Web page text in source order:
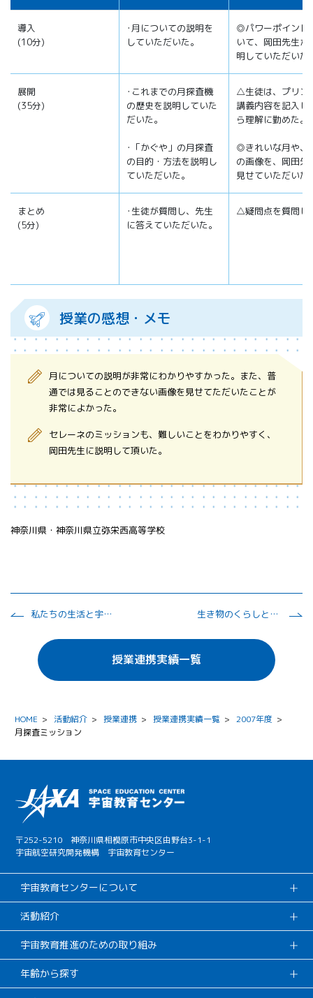
導入
(10分)
･月についての説明を
していただいた。
◎パワーポイント
いて、岡田先生か
明していただいた
展開
(35分)
･これまでの月探査機
の歴史を説明していた
だいた。
･「かぐや」の月探査
の目的・方法を説明し
ていただいた。
△生徒は、プリン
講義内容を記入し
ら理解に勤めた。
◎きれいな月や、
の画像を、岡田先
見せていただいた
まとめ
(5分)
･生徒が質問し、先生
に答えていただいた。
△疑問点を質問し
授業の感想・メモ
月についての説明が非常にわかりやすかった。また、普
通では見ることのできない画像を見せてただいたことが
非常によかった。
セレーネのミッションも、難しいことをわかりやすく、
岡田先生に説明して頂いた。
神奈川県・神奈川県立弥栄西高等学校
私たちの生活と宇宙技術 生き物のくらしと自然環境
授業連携実績一覧
HOME > 活動紹介 > 授業連携 > 授業連携実績一覧 > 2007年度 >
月探査ミッション
〒252-5210 神奈川県相模原市中央区由野台3-1-1
宇宙航空研究開発機構 宇宙教育センター
宇宙教育センターについて
活動紹介
宇宙教育推進のための取り組み
年齢から探す